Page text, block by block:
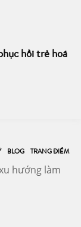
hồi trẻ hoá
BLOG TRANG ĐIỂM
hướng làm